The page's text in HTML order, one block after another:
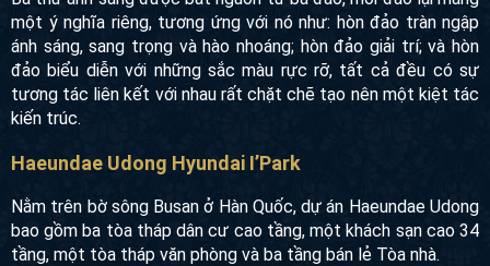
Quần đảo nổi của Seoul
Ba thứ ánh sáng được bắt nguồn từ ba đảo, mỗi đảo lại
mang một ý nghĩa riêng, tương ứng với nó như: hòn đảo
tràn ngập ánh sáng, sang trọng và hào nhoáng; hòn đảo giải
trí; và hòn đảo biểu diễn với những sắc màu rực rỡ, tất cả
một kiệt tác kiến trúc.
Haeundae Udong Hyundai I’Park
Nằm trên bờ sông Busan ở Hàn Quốc, dự án Haeundae